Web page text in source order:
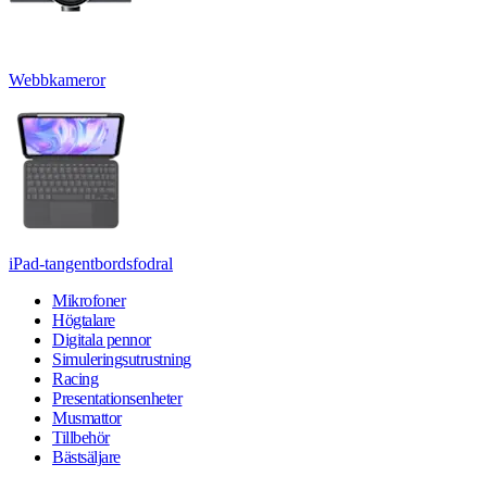
Webbkameror
iPad-tangentbordsfodral
Mikrofoner
Högtalare
Digitala pennor
Simuleringsutrustning
Racing
Presentationsenheter
Musmattor
Tillbehör
Bästsäljare